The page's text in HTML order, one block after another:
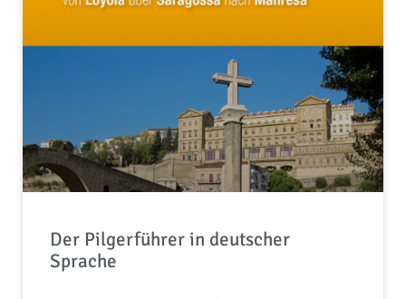
Der Pilgerführer in deutscher
Sprache